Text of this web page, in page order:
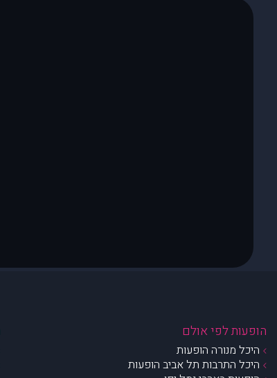
הופעות לפי אולם
היכל מנורה הופעות
היכל התרבות תל אביב הופעות